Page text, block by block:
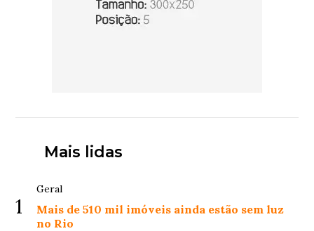
Mais lidas
1
Geral
Mais de 510 mil imóveis ainda estão sem luz
no Rio